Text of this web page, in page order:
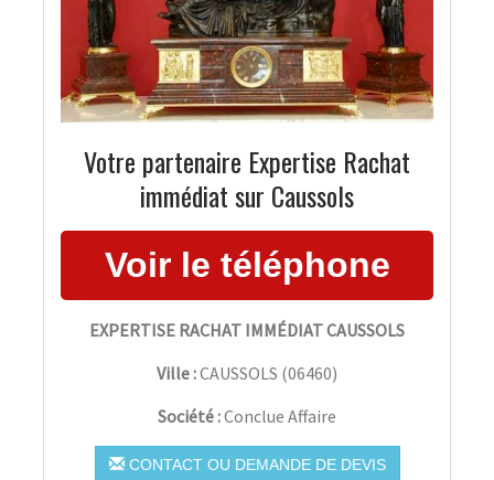
Votre partenaire Expertise Rachat
immédiat sur Caussols
EXPERTISE RACHAT IMMÉDIAT CAUSSOLS
Ville :CAUSSOLS (06460)
Société :Conclue Affaire
CONTACT OU DEMANDE DE DEVIS